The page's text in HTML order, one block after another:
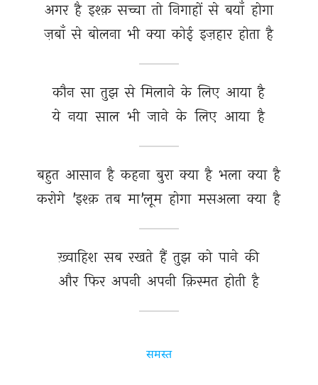
अगर है इश्क़ सच्चा तो निगाहों से बयाँ होगा
ज़बाँ से बोलना भी क्या कोई इज़हार होता है
कौन सा तुझ से मिलाने के लिए आया है
ये नया साल भी जाने के लिए आया है
बहुत आसान है कहना बुरा क्या है भला क्या है
करोगे 'इश्क़ तब मा'लूम होगा मसअला क्या है
ख़्वाहिश सब रखते हैं तुझ को पाने की
और फिर अपनी अपनी क़िस्मत होती है
समस्त